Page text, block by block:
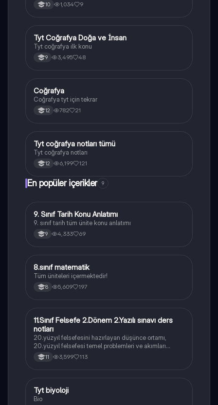
10 1,034 9
Coğrafya
Tyt Coğrafya Doğa ve İnsan
Tyt coğrafya ilk konu
9 3,495 48
Coğrafya
Coğrafya
Coğrafya tyt için tekrar
12 782 21
Coğrafya
Tyt coğrafya notları tümü
Tyt coğrafya notları
12 6,199 121
En popüler içerikler 9
Tarih
9. Sınıf Tarih Konu Anlatımı
9. sınıf tarih tüm ünite konu anlatımı
9 4,333 69
Matematik
8.sınıf matematik
Tüm üniteleri içermektedir!
8 5,609 197
Felsefe
11.Sınıf Felsefe 2.Dönem 2.Yazılı sınavı ders
notları
20.yüzyıl felsefesini hazırlayan düşünce ortamı,
20.yüzyıl felsefesi temel problemleri ve akımları
konularını içermektedir
11 3,599 113
Biyoloji
Tyt biyoloji
Bio